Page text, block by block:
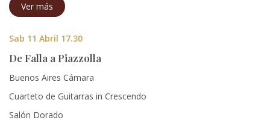
Ver más
Sab 11 Abril 17.30
De Falla a Piazzolla
Buenos Aires Cámara
Cuarteto de Guitarras in Crescendo
Salón Dorado